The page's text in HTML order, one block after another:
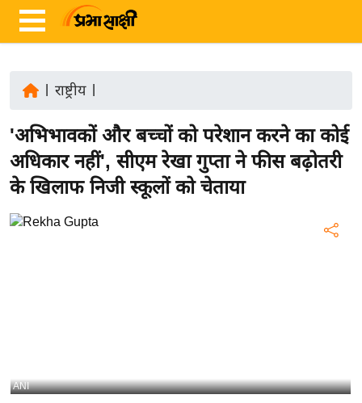
ज़ा
ख
ब
र
रा
य
राष्ट्रीय|
'अभिभावकों और बच्चों को परेशान करने का कोई
अधिकार नहीं', सीएम रेखा गुप्ता ने फीस बढ़ोतरी
के खिलाफ निजी स्कूलों को चेताया
ANI